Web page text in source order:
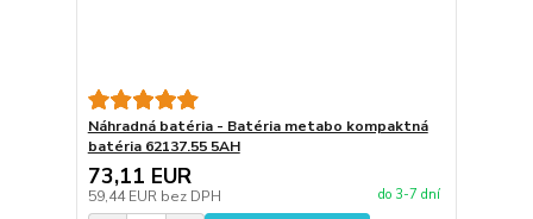
Náhradná batéria - Batéria metabo kompaktná
batéria 62137.55 5AH
73,11 EUR
59,44 EUR bez DPH do 3-7 dní